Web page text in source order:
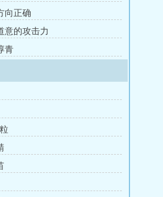
向正确
意的攻击力
青